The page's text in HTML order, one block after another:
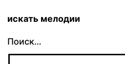
искать мелодии
Поиск…